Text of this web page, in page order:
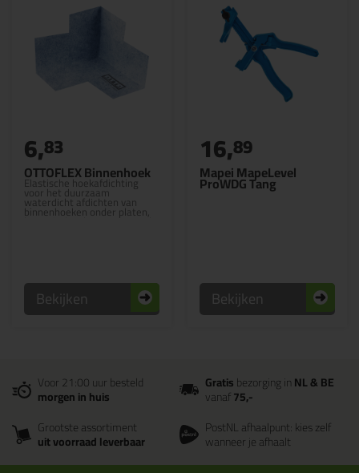
OTTOFLEX Binnenhoek
Elastische hoekafdichting
voor het duurzaam
waterdicht afdichten van
binnenhoeken onder platen,
keramische vloeren en tegels.
6,83
Bekijken
Mapei MapeLevel
ProWDG Tang
16,89
Bekijken
Voor 21:00 uur besteld
morgen in huis
Gratisbezorging inNL & BE
vanaf75,-
Grootste assortiment
uit voorraad leverbaar
PostNL afhaalpunt: kies zelf
wanneer je afhaalt